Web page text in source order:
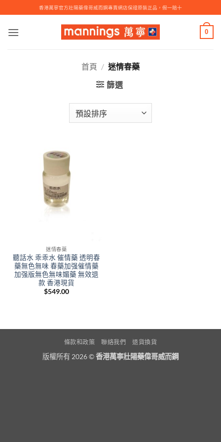
to
content
香港萬寧官方壯陽藥偉哥威而鋼專賣網店保證原裝正品，假一賠十
0
首頁 / 迷情春藥
篩選
迷情春藥
聽話水 乖乖水 催情藥 透明春
藥無色無味 春藥加强催情藥
加强版無色無味媚藥 無效退
款 香港現貨
$549.00
條款和政策 聯絡我們 退貨換貨
版權所有 2026 ©香港萬寧壯陽藥偉哥威而鋼